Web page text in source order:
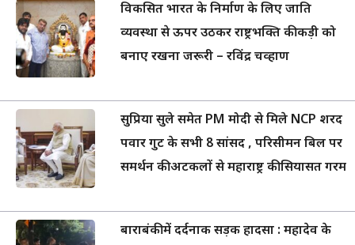
विकसित भारत के निर्माण के लिए जाति
व्यवस्था से ऊपर उठकर राष्ट्रभक्ति की कड़ी को
बनाए रखना जरूरी – रविंद्र चव्हाण
सुप्रिया सुले समेत PM मोदी से मिले NCP शरद
पवार गुट के सभी 8 सांसद , परिसीमन बिल पर
समर्थन की अटकलों से महाराष्ट्र की सियासत गरम
बाराबंकी में दर्दनाक सड़क हादसा : महादेव के